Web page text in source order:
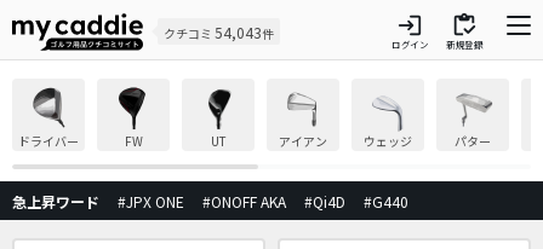
クチコミ 54,043件 login
ログイン
inventory
新規登録
ドライバー FW UT アイアン ウェッジ パター
急上昇ワード #JPX ONE #ONOFF AKA #Qi4D #G440